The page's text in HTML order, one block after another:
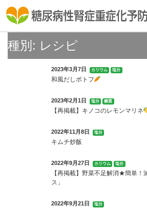
content
種別: レシピ
2023年3月7日 カリウム 塩分
和風だしポトフ
2023年2月1日 塩分 糖質
【再掲載】キノコのレモンマリネ
2022年11月8日 塩分
キムチ炒飯
2022年9月27日 カリウム 塩分
【再掲載】野菜不足解消★簡単！
ス」
2022年9月21日 塩分